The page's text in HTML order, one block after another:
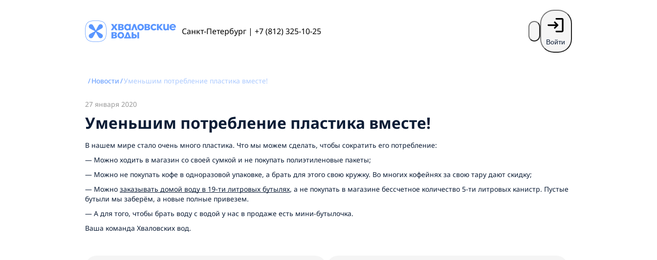
Санкт-Петербург | +7 (812) 325-10-25
Войти
/Новости/Уменьшим потребление пластика вместе!
27 января 2020
Уменьшим потребление пластика вместе!
В нашем мире стало очень много пластика. Что мы можем сделать, чтобы сократить его потребление:
— Можно ходить в магазин со своей сумкой и не покупать полиэтиленовые пакеты;
— Можно не покупать кофе в одноразовой упаковке, а брать для этого свою кружку. Во многих кофейнях за свою тару дают скидку;
— Можно заказывать домой воду в 19-ти литровых бутылях, а не покупать в магазине бессчетное количество 5-ти литровых канистр. Пустые
бутыли мы заберём, а новые полные привезем.
— А для того, чтобы брать воду с водой у нас в продаже есть мини-бутылочка.
Ваша команда Хваловских вод.